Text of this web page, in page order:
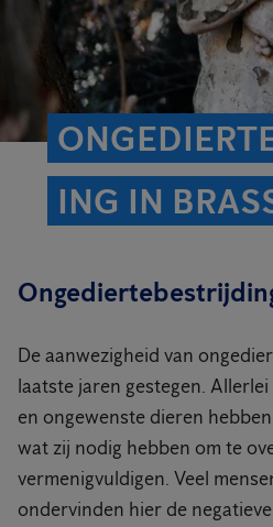
ING IN
De aanwezigheid van
laatste jaren gestegen.
en ongewenste dieren
wat zij nodig hebben om te
vermenigvuldigen. Veel
ondervinden hier de